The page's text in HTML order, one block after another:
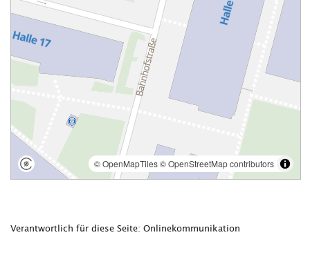
Verantwortlich für diese Seite: Onlinekommunikation